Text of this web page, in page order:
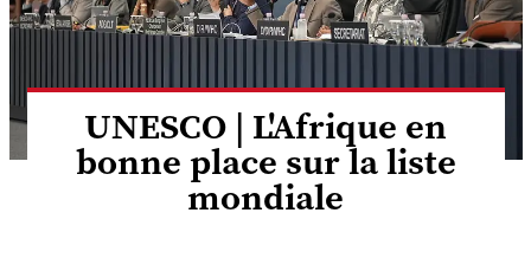
UNESCO | L'Afrique en
bonne place sur la liste
mondiale